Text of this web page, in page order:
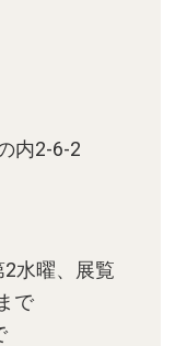
内2-6-2
水曜、展覧
で